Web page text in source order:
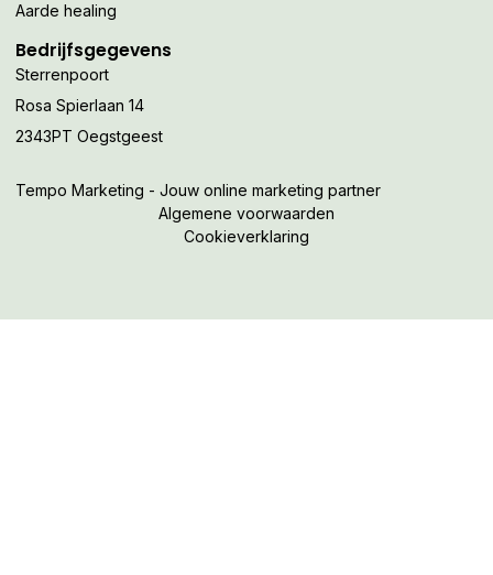
Aarde healing
Bedrijfsgegevens
Sterrenpoort
Rosa Spierlaan 14
2343PT Oegstgeest
Tempo Marketing - Jouw online marketing partner
Algemene voorwaarden
Cookieverklaring